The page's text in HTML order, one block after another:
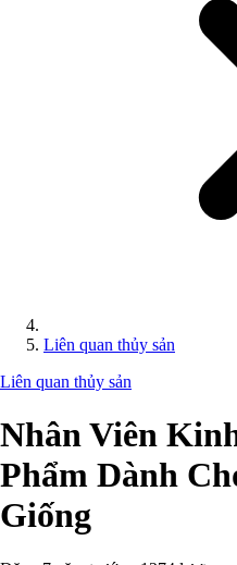
Liên quan thủy sản
Liên quan thủy sản
Nhân Viên
Phẩm Dành
Giống